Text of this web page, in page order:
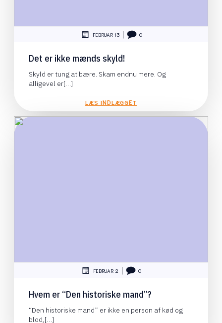
FEBRUAR 13 0
Det er ikke mænds skyld!
Skyld er tung at bære. Skam endnu mere. Og
alligevel er[…]
LÆS INDLÆGGET
FEBRUAR 2 0
Hvem er “Den historiske mand”?
“Den historiske mand” er ikke en person af kød og
blod,[…]